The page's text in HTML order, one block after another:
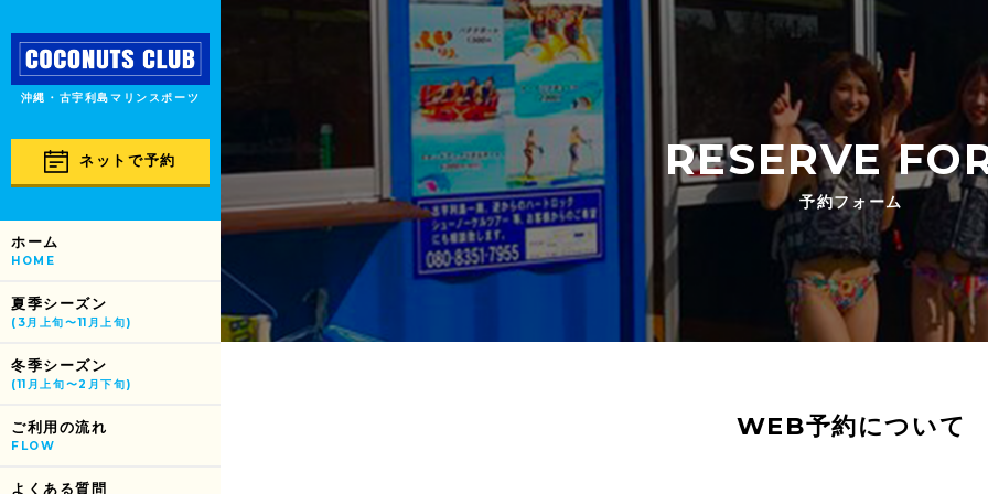
沖縄・古宇利島マリンスポーツ
ネットで予約
ホーム
HOME
夏季シーズン
(3月上旬〜11月上旬)
冬季シーズン
(11月上旬〜2月下旬)
ご利用の流れ
FLOW
よくある質問
RESERVE
予約フォーム
WEB予約について